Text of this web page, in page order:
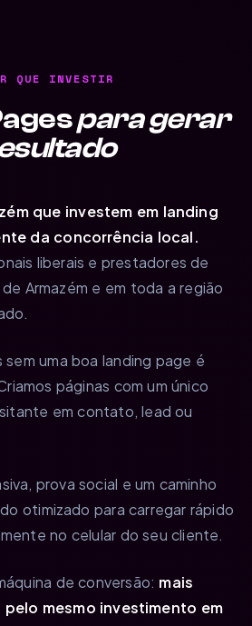
QUE INVESTIR
para gerar
que investem em landing
da concorrência local.
liberais e prestadores de
Armazém e em toda a região
sem uma boa landing page é
páginas com um único
em contato, lead ou
prova social e um caminho
otimizado para carregar rápido
no celular do seu cliente.
de conversão: mais
mesmo investimento em